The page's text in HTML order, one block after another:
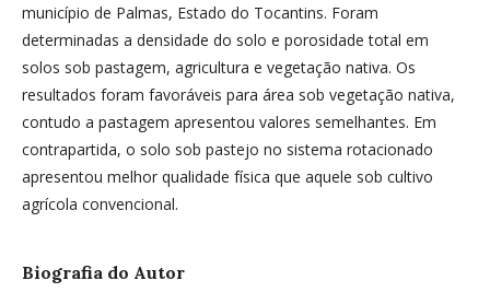
município de Palmas, Estado do Tocantins. Foram
determinadas a densidade do solo e porosidade total em
solos sob pastagem, agricultura e vegetação nativa. Os
resultados foram favoráveis para área sob vegetação nativa,
contudo a pastagem apresentou valores semelhantes. Em
contrapartida, o solo sob pastejo no sistema rotacionado
apresentou melhor qualidade física que aquele sob cultivo
agrícola convencional.
Biografia do Autor